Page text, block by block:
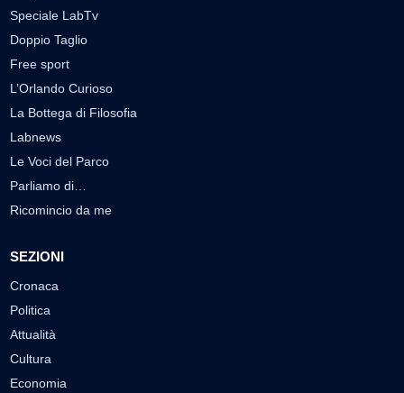
Speciale LabTv
Doppio Taglio
Free sport
L’Orlando Curioso
La Bottega di Filosofia
Labnews
Le Voci del Parco
Parliamo di…
Ricomincio da me
SEZIONI
Cronaca
Politica
Attualità
Cultura
Economia